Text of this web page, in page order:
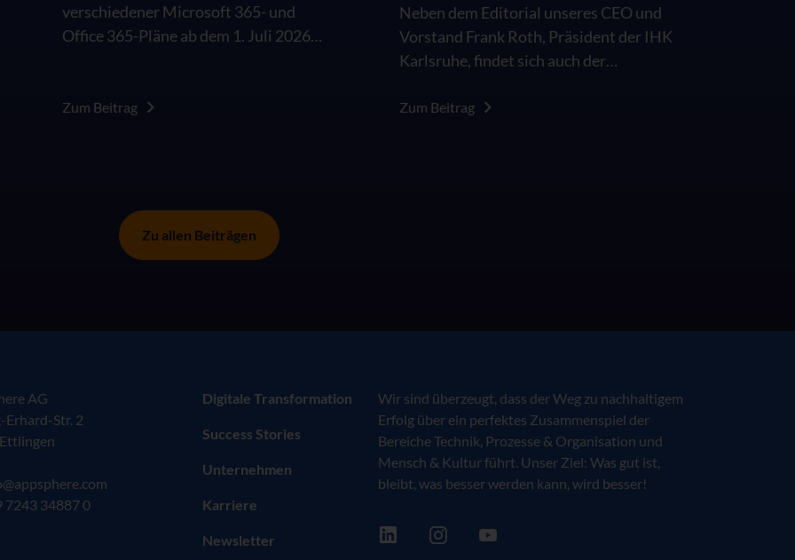
verschiedener Microsoft 365- und
Office 365-Pläne ab dem 1. Juli 2026
kommerziellen Umfeld. Die
Juli 2026.
Zum Beitrag
Neben dem Editorial unseres CEO und
Vorstand Frank Roth, Präsident der IHK
Karlsruhe, findet sich auch der
Sonderausgabe des IHK
Zum Beitrag
Zu allen Beiträgen
AG
Erhard-Str. 2
7243 34887 0
Digitale Transformation
Success Stories
Unternehmen
Karriere
Newsletter
Wir sind überzeugt, dass der Weg zu nachhaltigem
Erfolg über ein perfektes Zusammenspiel der
Bereiche Technik, Prozesse & Organisation und
Mensch & Kultur führt. Unser Ziel: Was gut ist,
bleibt, was besser werden kann, wird besser!